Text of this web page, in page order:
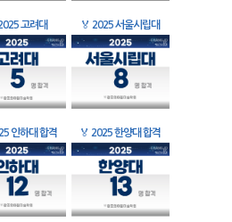
고려대 🏅 2025 서울시립대
인하대 합격 🏅 2025 한양대 합격